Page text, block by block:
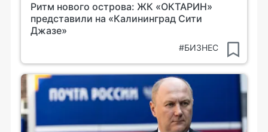
Ритм нового острова: ЖК «ОКТАРИН»
представили на «Калининград Сити
Джазе»
#БИЗНЕС